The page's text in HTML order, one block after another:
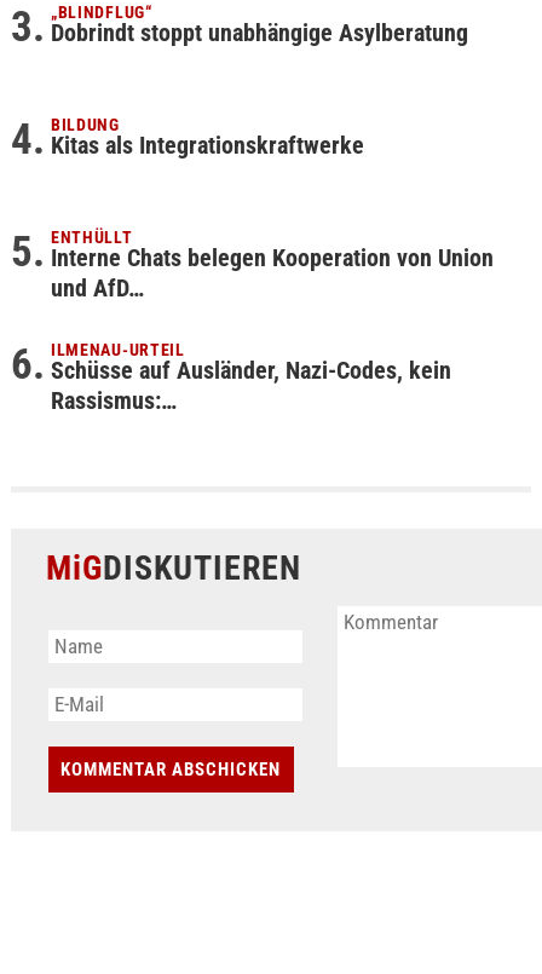
„BLINDFLUG“
Dobrindt stoppt unabhängige Asylberatung
BILDUNG
Kitas als Integrationskraftwerke
ENTHÜLLT
Interne Chats belegen Kooperation von Union
und AfD…
ILMENAU-URTEIL
Schüsse auf Ausländer, Nazi-Codes, kein
Rassismus:…
MiGDISKUTIEREN